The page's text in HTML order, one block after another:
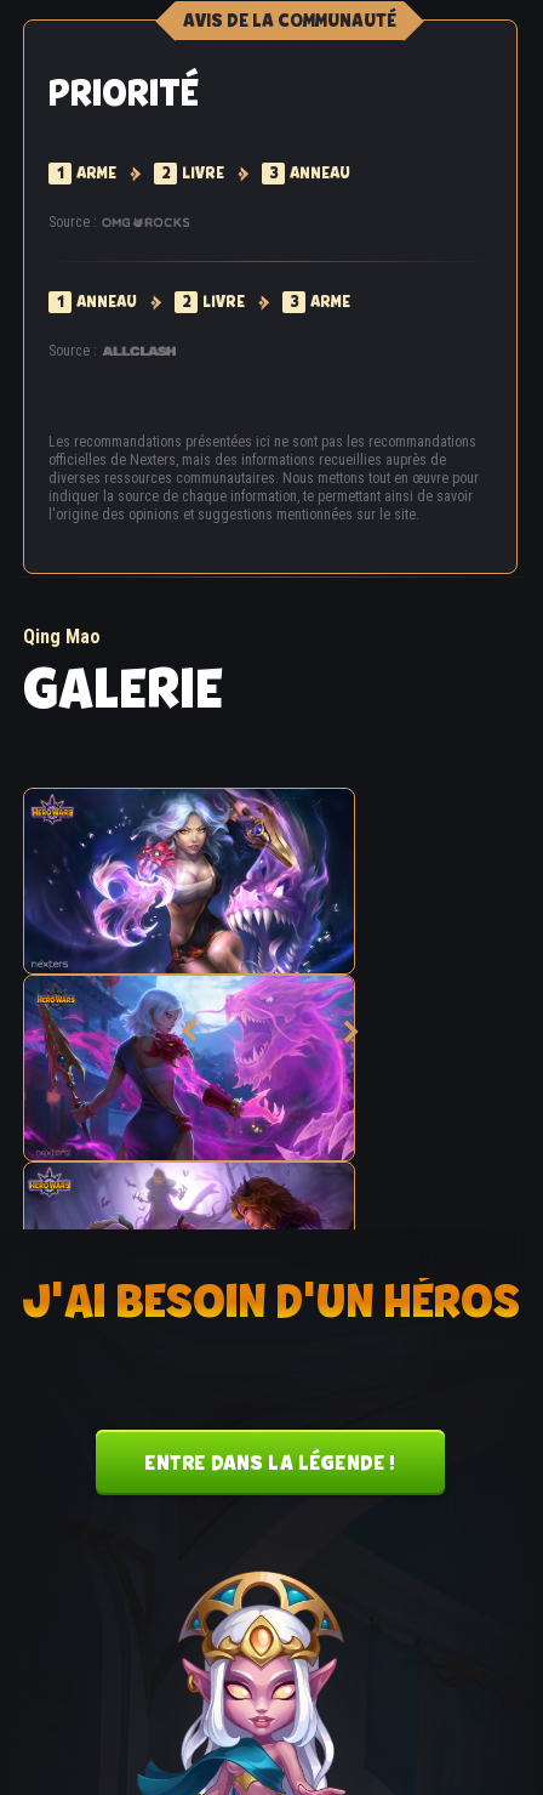
sourire triste, Qing Mao retourna vers le camp.
AVIS DE LA COMMUNAUTÉ
PRIORITÉ
1 ARME 2 LIVRE 3 ANNEAU
Source :
1 ANNEAU 2 LIVRE 3 ARME
Source :
Les recommandations présentées ici ne sont pas les recommandations
officielles de Nexters, mais des informations recueillies auprès de
diverses ressources communautaires. Nous mettons tout en œuvre pour
indiquer la source de chaque information, te permettant ainsi de savoir
l'origine des opinions et suggestions mentionnées sur le site.
Qing Mao
GALERIE
J'AI BESOIN D'UN HÉROS
ENTRE DANS LA LÉGENDE !